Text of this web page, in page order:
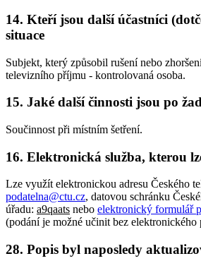
14. Kteří jsou další účastníci
situace
Subjekt, který způsobil rušení nebo
televizního příjmu - kontrolovaná osoba.
15. Jaké další činnosti jsou po
Součinnost při místním šetření.
16. Elektronická služba, kterou
Lze využít elektronickou adresu Českého
podatelna@ctu.cz, datovou schránku
úřadu: a9qaats nebo elektronický formulář
(podání je možné učinit bez elektronického
28. Popis byl naposledy